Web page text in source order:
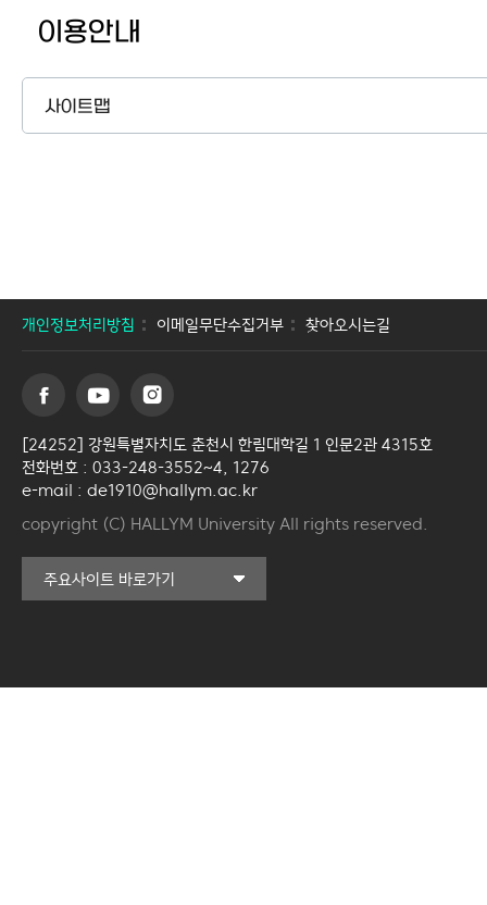
이용안내
사이트맵
개인정보처리방침 이메일무단수집거부 찾아오시는길
[24252] 강원특별자치도 춘천시 한림대학길 1 인문2관 4315호
전화번호 : 033-248-3552~4, 1276
e-mail : de1910@hallym.ac.kr
copyright (C) HALLYM University All rights reserved.
주요사이트 바로가기
커뮤니티교육원
국제학생증신청